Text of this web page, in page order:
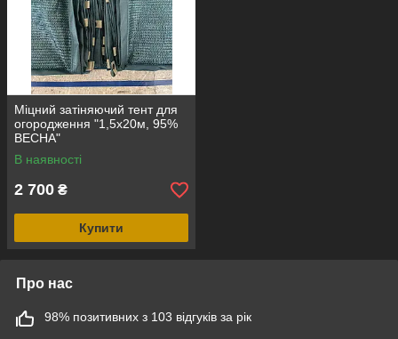
Міцний затіняючий тент для
огородження "1,5x20м, 95%
ВЕСНА"
В наявності
2 700 ₴
Купити
Про нас
98% позитивних з 103 відгуків за рік